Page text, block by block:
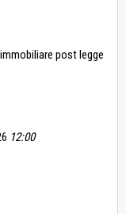
immobiliare post legge
12:00